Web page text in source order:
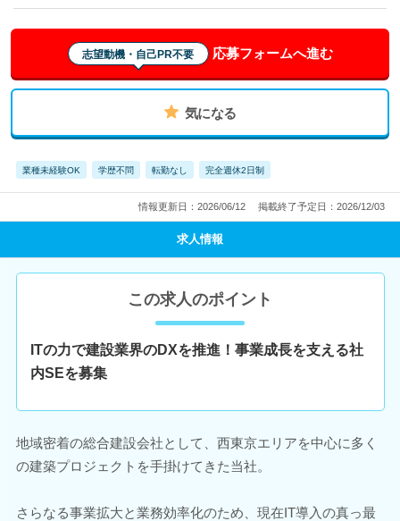
志望動機・自己PR不要 応募フォームへ進む
気になる
業種未経験OK 学歴不問 転勤なし 完全週休2日制
情報更新日：2026/06/12 掲載終了予定日：2026/12/03
求人情報
この求人のポイント
ITの力で建設業界のDXを推進！事業成長を支える社
内SEを募集
地域密着の総合建設会社として、西東京エリアを中心に多く
の建築プロジェクトを手掛けてきた当社。
さらなる事業拡大と業務効率化のため、現在IT導入の真っ最